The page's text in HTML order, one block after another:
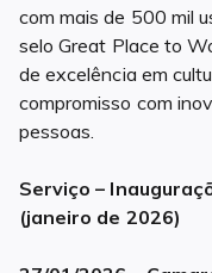
com mais de 500 mil
selo Great Place to
de excelência em
compromisso com
pessoas.
Serviço –
(janeiro de 2026)